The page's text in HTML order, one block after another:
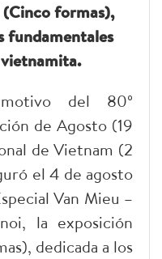
formas),
fundamentales
del 80º
de Agosto (19
de Vietnam (2
el 4 de agosto
Van Mieu –
la exposición
dedicada a los